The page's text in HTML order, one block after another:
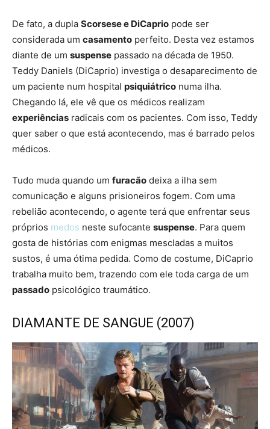
De fato, a dupla Scorsese e DiCaprio pode ser
considerada um casamento perfeito. Desta vez estamos
diante de um suspense passado na década de 1950.
Teddy Daniels (DiCaprio) investiga o desaparecimento de
um paciente num hospital psiquiátrico numa ilha.
Chegando lá, ele vê que os médicos realizam
experiências radicais com os pacientes. Com isso, Teddy
quer saber o que está acontecendo, mas é barrado pelos
médicos.
Tudo muda quando um furacão deixa a ilha sem
comunicação e alguns prisioneiros fogem. Com uma
rebelião acontecendo, o agente terá que enfrentar seus
próprios medos neste sufocante suspense. Para quem
gosta de histórias com enigmas mescladas a muitos
sustos, é uma ótima pedida. Como de costume, DiCaprio
trabalha muito bem, trazendo com ele toda carga de um
passado psicológico traumático.
DIAMANTE DE SANGUE (2007)